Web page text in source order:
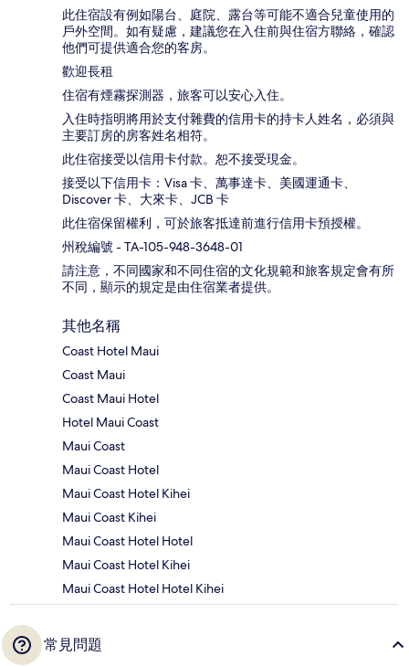
此住宿設有例如陽台、庭院、露台等可能不適合兒童使用的
戶外空間。如有疑慮，建議您在入住前與住宿方聯絡，確認
他們可提供適合您的客房。
歡迎長租
住宿有煙霧探測器，旅客可以安心入住。
入住時指明將用於支付雜費的信用卡的持卡人姓名，必須與
主要訂房的房客姓名相符。
此住宿接受以信用卡付款。恕不接受現金。
接受以下信用卡：Visa 卡、萬事達卡、美國運通卡、
Discover 卡、大來卡、JCB 卡
此住宿保留權利，可於旅客抵達前進行信用卡預授權。
州稅編號 - TA-105-948-3648-01
請注意，不同國家和不同住宿的文化規範和旅客規定會有所
不同，顯示的規定是由住宿業者提供。
其他名稱
Coast Hotel Maui
Coast Maui
Coast Maui Hotel
Hotel Maui Coast
Maui Coast
Maui Coast Hotel
Maui Coast Hotel Kihei
Maui Coast Kihei
Maui Coast Hotel Hotel
Maui Coast Hotel Kihei
Maui Coast Hotel Hotel Kihei
常見問題